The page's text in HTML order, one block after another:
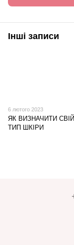
Інші записи
6 лютого 2023
ЯК ВИЗНАЧИТИ СВІЙ
ТИП ШКІРИ